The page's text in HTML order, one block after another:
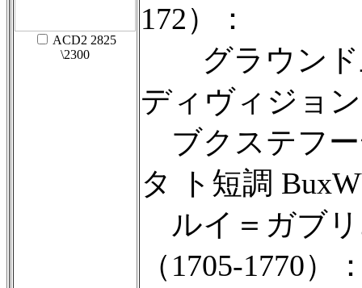
ACD2 2825
\2300
172）：
グラウンド
ディヴィジョ
ブクステフ
タ ト短調
ルイ＝ガブ
（1705-1770）